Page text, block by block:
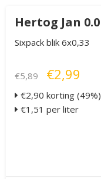
Hertog Jan 0.0
Sixpack blik 6x0,33
€5,89 €2,99
€2,90 korting (49%)
€1,51 per liter